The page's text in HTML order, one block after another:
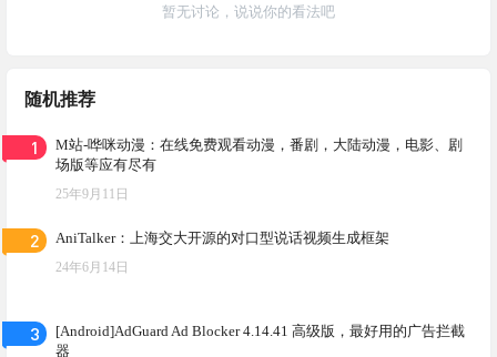
暂无讨论，说说你的看法吧
随机推荐
1
M站-哗咪动漫：在线免费观看动漫，番剧，大陆动漫，电影、剧
场版等应有尽有
25年9月11日
2 AniTalker：上海交大开源的对口型说话视频生成框架
24年6月14日
3
[Android]AdGuard Ad Blocker 4.14.41 高级版，最好用的广告拦截
器